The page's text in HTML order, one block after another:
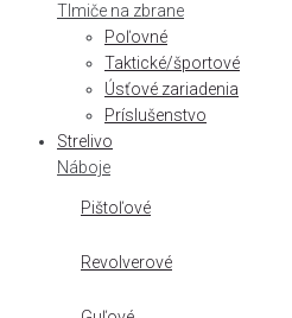
Tlmiče na zbrane
Poľovné
Taktické/športové
Úsťové zariadenia
Príslušenstvo
Strelivo
Náboje
Pištoľové
Revolverové